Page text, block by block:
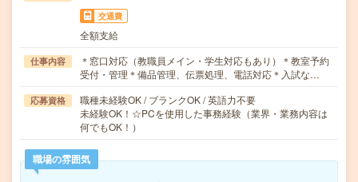
交通費
全額支給
仕事内容
＊窓口対応（教職員メイン・学生対応もあり）＊教室予約
受付・管理＊備品管理、伝票処理、電話対応＊入試な…
応募資格
職種未経験OK / ブランクOK / 英語力不要
未経験OK！☆PCを使用した事務経験（業界・業務内容は
何でもOK！）
職場の雰囲気